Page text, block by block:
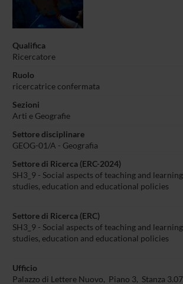
Qualifica
Ricercatore
Ruolo
ricercatrice confermata
Sezioni
Arti e Geografie
Settore disciplinare
GEOG-01/A - Geografia
Settore di Ricerca (ERC-2024)
SH3_9 - Social aspects of teaching and
studies, education and educational policies
Settore di Ricerca (ERC)
SH3_9 - Social aspects of teaching and
studies, education and educational policies
Ufficio
Palazzo di Lettere Nuovo, Piano 3, Stanza 3.07